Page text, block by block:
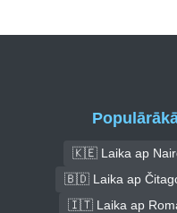
🇰🇪 Laika ap
🇧🇩 Laika ap
🇮🇹 Laika ap